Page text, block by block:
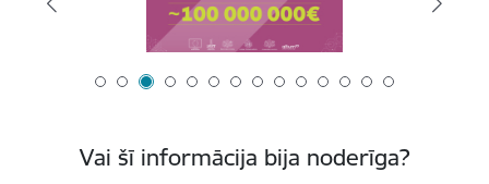
Vai šī informācija bija noderīga?